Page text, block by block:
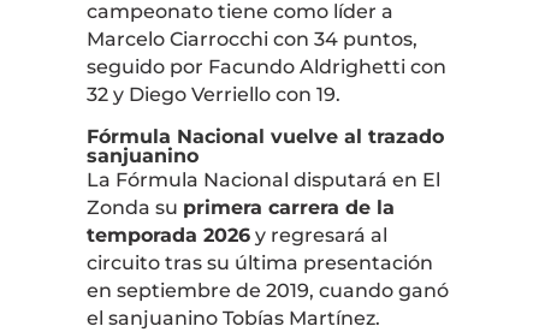
campeonato tiene como líder a
Marcelo Ciarrocchicon 34 puntos,
seguido por Facundo Aldrighetticon
32 y Diego Verriellocon 19.
Fórmula Nacional vuelve al trazado
sanjuanino
La Fórmula Nacional disputará en El
Zonda su primera carrera de la
temporada 2026y regresará al
circuito tras su última presentación
en septiembre de 2019, cuando ganó
el sanjuanino Tobías Martínez.